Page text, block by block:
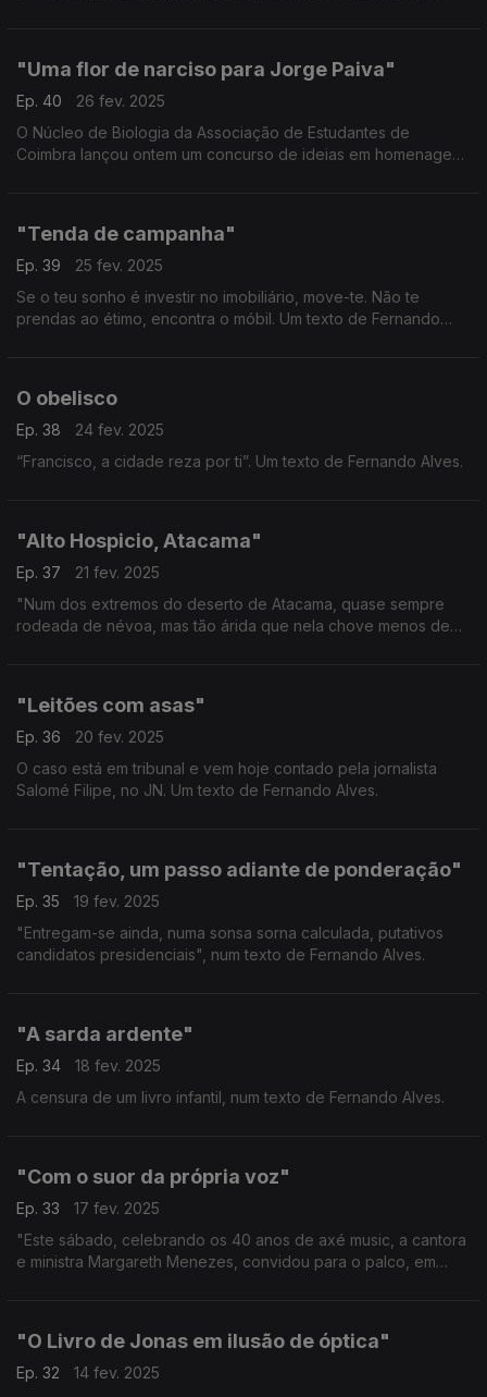
"Uma flor de narciso para Jorge Paiva"
Ep. 40
26 fev. 2025
O Núcleo de Biologia da Associação de Estudantes de
Coimbra lançou ontem um concurso de ideias em homenagem
"Tenda de campanha"
Ep. 39
25 fev. 2025
Se o teu sonho é investir no imobiliário, move-te. Não te
prendas ao étimo, encontra o móbil. Um texto de Fernando
O obelisco
Ep. 38
24 fev. 2025
“Francisco, a cidade reza por ti”. Um texto de Fernando Alves.
"Alto Hospicio, Atacama"
Ep. 37
21 fev. 2025
"Num dos extremos do deserto de Atacama, quase sempre
rodeada de névoa, mas tão árida que nela chove menos de
"Leitões com asas"
Ep. 36
20 fev. 2025
O caso está em tribunal e vem hoje contado pela jornalista
Salomé Filipe, no JN. Um texto de Fernando Alves.
"Tentação, um passo adiante de ponderação"
Ep. 35
19 fev. 2025
"Entregam-se ainda, numa sonsa sorna calculada, putativos
candidatos presidenciais", num texto de Fernando Alves.
"A sarda ardente"
Ep. 34
18 fev. 2025
A censura de um livro infantil, num texto de Fernando Alves.
"Com o suor da própria voz"
Ep. 33
17 fev. 2025
"Este sábado, celebrando os 40 anos de axé music, a cantora
e ministra Margareth Menezes, convidou para o palco, em
"O Livro de Jonas em ilusão de óptica"
Ep. 32
14 fev. 2025